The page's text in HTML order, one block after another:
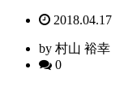
2018.04.17
by 村山 裕幸
0